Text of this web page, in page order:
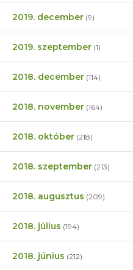
2019. december (9)
2019. szeptember (1)
2018. december (114)
2018. november (164)
2018. október (218)
2018. szeptember (213)
2018. augusztus (209)
2018. július (194)
2018. június (212)